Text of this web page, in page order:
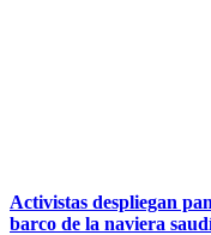
Activistas despliegan
barco de la naviera